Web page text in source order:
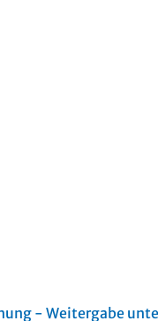
- Weitergabe